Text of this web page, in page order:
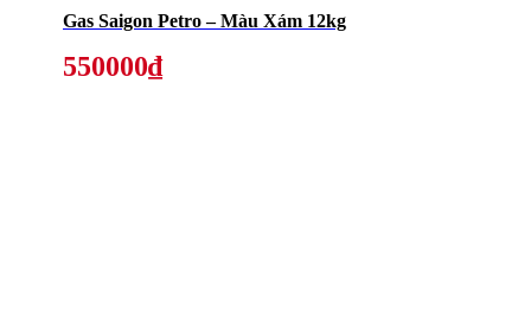
Gas Saigon Petro – Màu Xám 12kg
550000₫